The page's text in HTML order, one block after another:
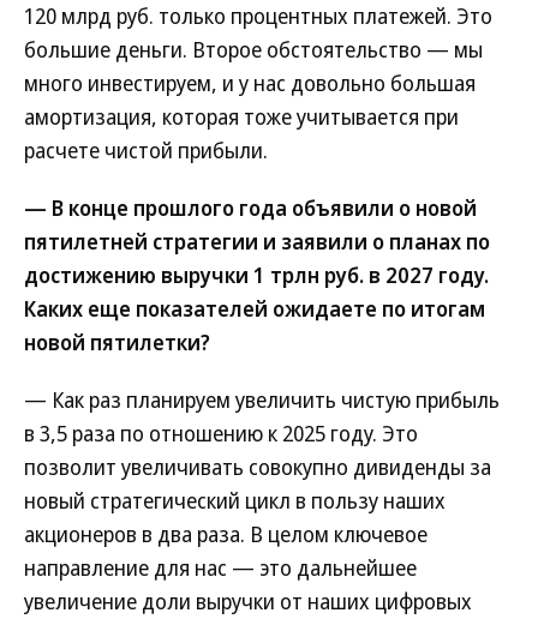
120 млрд руб. только процентных платежей. Это
большие деньги. Второе обстоятельство — мы
много инвестируем, и у нас довольно большая
амортизация, которая тоже учитывается при
расчете чистой прибыли.
— В конце прошлого года объявили о новой
пятилетней стратегии и заявили о планах по
достижению выручки 1 трлн руб. в 2027 году.
Каких еще показателей ожидаете по итогам
новой пятилетки?
— Как раз планируем увеличить чистую прибыль
в 3,5 раза по отношению к 2025 году. Это
позволит увеличивать совокупно дивиденды за
новый стратегический цикл в пользу наших
акционеров в два раза. В целом ключевое
направление для нас — это дальнейшее
увеличение доли выручки от наших цифровых